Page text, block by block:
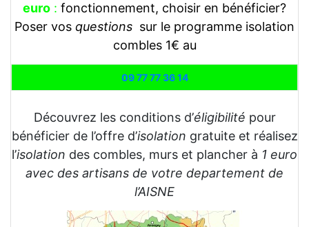
euro : fonctionnement, choisir en bénéficier?
Poser vos questions sur le programme isolation
combles 1€ au
09 77 77 36 14
Découvrez les conditions d’éligibilité pour
bénéficier de l’offre d’isolation gratuite et réalisez
l’isolation des combles, murs et plancher à 1 euro
avec des artisans de votre departement de
l’AISNE